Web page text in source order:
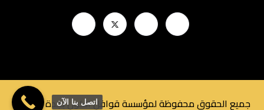
جميع الحقوق محفوظة لمؤسسة قوافل الكون بجدة © 2025
اتصل بنا الآن